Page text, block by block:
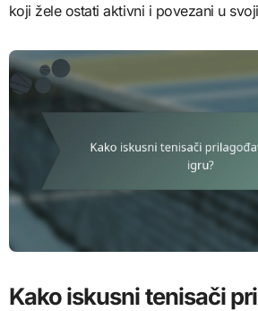
koji žele ostati aktivni i povezani u
Kako iskusni tenisači